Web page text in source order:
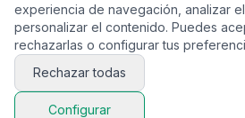
Aviso Legal
Privacidad
Cookies
experiencia de navegación, analizar
personalizar el contenido. Puedes
rechazarlas o configurar tus
Rechazar todas
Configurar